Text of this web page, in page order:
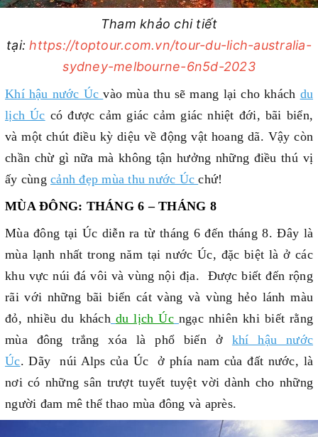
Tham khảo chi tiết
tại:https://toptour.com.vn/tour-du-lich-australia-
sydney-melbourne-6n5d-2023
Khí hậu nước Úcvào mùa thu sẽ mang lại cho khách du
lịch Úc có được cảm giác cảm giác nhiệt đới, bãi biển,
và một chút điều kỳ diệu về động vật hoang dã. Vậy còn
chần chừ gì nữa mà không tận hưởng những điều thú vị
ấy cùng cảnh đẹp mùa thu nước Úcchứ!
MÙA ĐÔNG: THÁNG 6 – THÁNG 8
Mùa đông tại Úc diễn ra từ tháng 6 đến tháng 8. Đây là
mùa lạnh nhất trong năm tại nước Úc, đặc biệt là ở các
khu vực núi đá vôi và vùng nội địa. Được biết đến rộng
rãi với những bãi biển cát vàng và vùng hẻo lánh màu
đỏ, nhiều du khách du lịch Úc ngạc nhiên khi biết rằng
mùa đông trắng xóa là phổ biến ở khí hậu nước
Úc. Dãy núi Alps của Úc ở phía nam của đất nước, là
nơi có những sân trượt tuyết tuyệt vời dành cho những
người đam mê thể thao mùa đông và après.